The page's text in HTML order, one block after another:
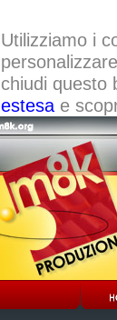
Utilizziamo i
chiudi questo
estesae